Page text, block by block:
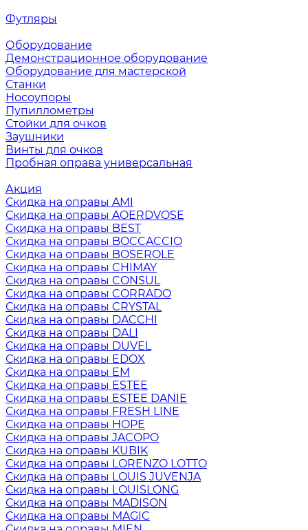
Футляры
Оборудование
Демонстрационное оборудование
Оборудование для мастерской
Станки
Носоупоры
Пупиллометры
Стойки для очков
Заушники
Винты для очков
Пробная оправа универсальная
Акция
Скидка на оправы AMI
Скидка на оправы AOERDVOSE
Скидка на оправы BEST
Скидка на оправы BOCCACCIO
Скидка на оправы BOSEROLE
Скидка на оправы CHIMAY
Скидка на оправы CONSUL
Скидка на оправы CORRADO
Скидка на оправы CRYSTAL
Скидка на оправы DACCHI
Скидка на оправы DALI
Скидка на оправы DUVEL
Скидка на оправы EDOX
Скидка на оправы EM
Скидка на оправы ESTEE
Скидка на оправы ESTEE DANIE
Скидка на оправы FRESH LINE
Скидка на оправы HOPE
Скидка на оправы JACOPO
Скидка на оправы KUBIK
Скидка на оправы LORENZO LOTTO
Скидка на оправы LOUIS JUVENJA
Скидка на оправы LOUISLONG
Скидка на оправы MADISON
Скидка на оправы MAGIC